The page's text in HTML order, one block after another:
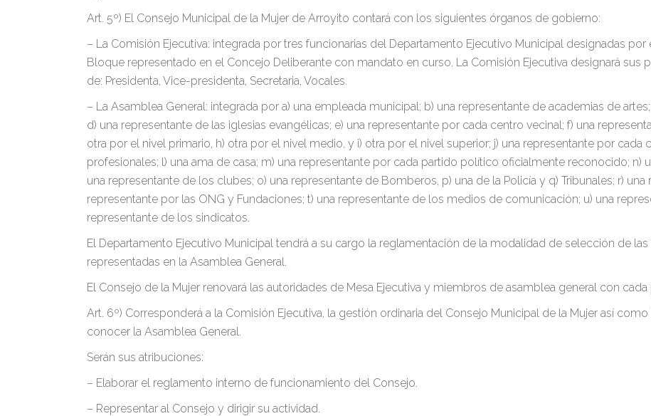
Art. 5º) El Consejo Municipal de la Mujer de Arroyito contará con los siguientes órganos de gobierno:
– La Comisión Ejecutiva: integrada por tres funcionarias del Departamento Ejecutivo Municipal designadas
Bloque representado en el Concejo Deliberante con mandato en curso. La Comisión Ejecutiva designará sus
de: Presidenta, Vice-presidenta, Secretaria, Vocales.
– La Asamblea General: integrada por a) una empleada municipal; b) una representante de academias de
d) una representante de las iglesias evangélicas; e) una representante por cada centro vecinal; f) una
otra por el nivel primario, h) otra por el nivel medio, y i) otra por el nivel superior; j) una representante por
profesionales; l) una ama de casa; m) una representante por cada partido político oficialmente reconocido; n)
una representante de los clubes; o) una representante de Bomberos, p) una de la Policía y q) Tribunales; r) una
representante por las ONG y Fundaciones; t) una representante de los medios de comunicación; u) una
representante de los sindicatos.
El Departamento Ejecutivo Municipal tendrá a su cargo la reglamentación de la modalidad de selección de
representadas en la Asamblea General.
El Consejo de la Mujer renovará las autoridades de Mesa Ejecutiva y miembros de asamblea general con
Art. 6º) Corresponderá a la Comisión Ejecutiva, la gestión ordinaria del Consejo Municipal de la Mujer así
conocer la Asamblea General.
Serán sus atribuciones:
– Elaborar el reglamento interno de funcionamiento del Consejo.
– Representar al Consejo y dirigir su actividad.